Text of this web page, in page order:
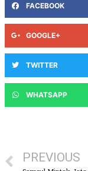
FACEBOOK
GOOGLE+
TWITTER
WHATSAPP
PREVIOUS